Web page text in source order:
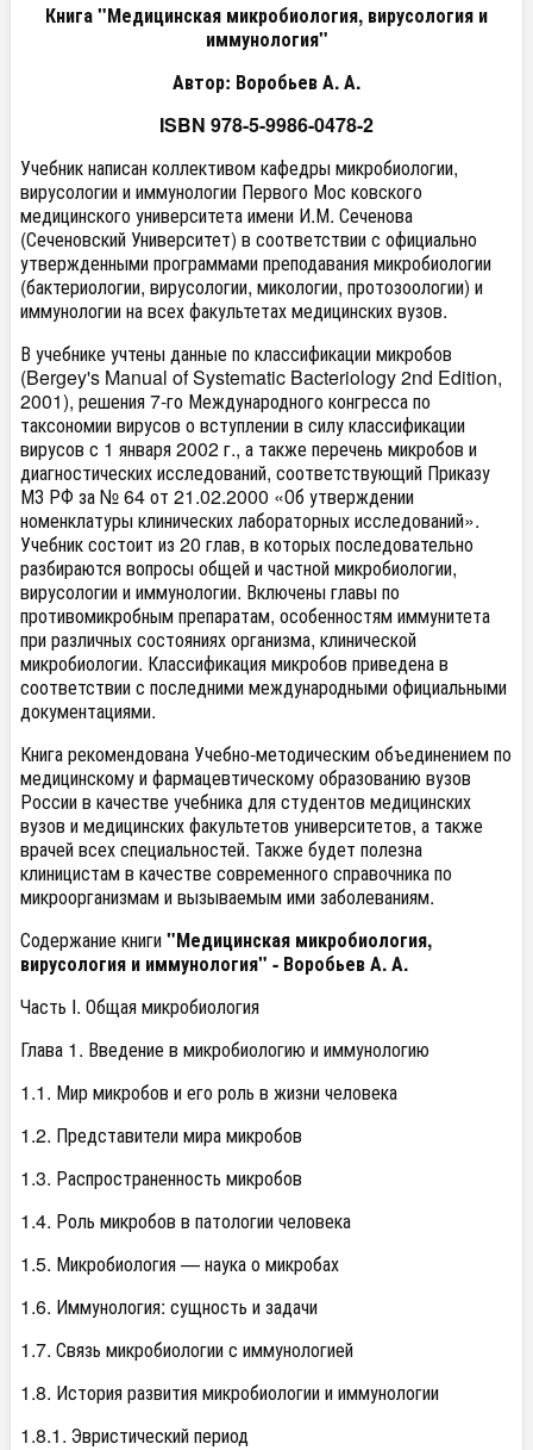
Книга "Медицинская микробиология, вирусология и
иммунология"
Автор: Воробьев А. А.
ISBN 978-5-9986-0478-2
Учебник написан коллективом кафедры микробиологии,
вирусологии и иммунологии Первого Мос ковского
медицинского университета имени И.М. Сеченова
(Сеченовский Университет) в соответствии с официально
утвержденными программами преподавания микробиологии
(бактериологии, вирусологии, микологии, протозоологии) и
иммунологии на всех факультетах медицинских вузов.
В учебнике учтены данные по классификации микробов
(Bergey's Manual of Systematic Bacteriology 2nd Edition,
2001), решения 7-го Международного конгресса по
таксономии вирусов о вступлении в силу классификации
вирусов с 1 января 2002 г., а также перечень микробов и
диагностических исследований, соответствующий Приказу
МЗ РФ за № 64 от 21.02.2000 «Об утверждении
номенклатуры клинических лабораторных исследований».
Учебник состоит из 20 глав, в которых последовательно
разбираются вопросы общей и частной микробиологии,
вирусологии и иммунологии. Включены главы по
противомикробным препаратам, особенностям иммунитета
при различных состояниях организма, клинической
микробиологии. Классификация микробов приведена в
соответствии с последними международными официальными
документациями.
Книга рекомендована Учебно-методическим объединением по
медицинскому и фармацевтическому образованию вузов
России в качестве учебника для студентов медицинских
вузов и медицинских факультетов университетов, а также
врачей всех специальностей. Также будет полезна
клиницистам в качестве современного справочника по
микроорганизмам и вызываемым ими заболеваниям.
Содержание книги"Медицинская микробиология,
вирусология и иммунология" - Воробьев А. А.
Часть I. Общая микробиология
Глава 1. Введение в микробиологию и иммунологию
1.1. Мир микробов и его роль в жизни человека
1.2. Представители мира микробов
1.3. Распространенность микробов
1.4. Роль микробов в патологии человека
1.5. Микробиология — наука о микробах
1.6. Иммунология: сущность и задачи
1.7. Связь микробиологии с иммунологией
1.8. История развития микробиологии и иммунологии
1.8.1. Эвристический период